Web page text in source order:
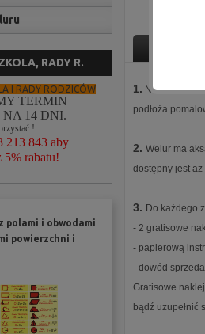
RADY R.
I RADY RODZICÓW
TERMIN
NA 14 DNI.
!
213 843 aby
5% rabatu!
polami i obwodami
powierzchni i
1. Naklejki
podłoża
2. Welur ma
dostępny jest
3. Do każdego
- 2 gratisowe
- papierową
- dowód
Gratisowe
bądź uzupełnić